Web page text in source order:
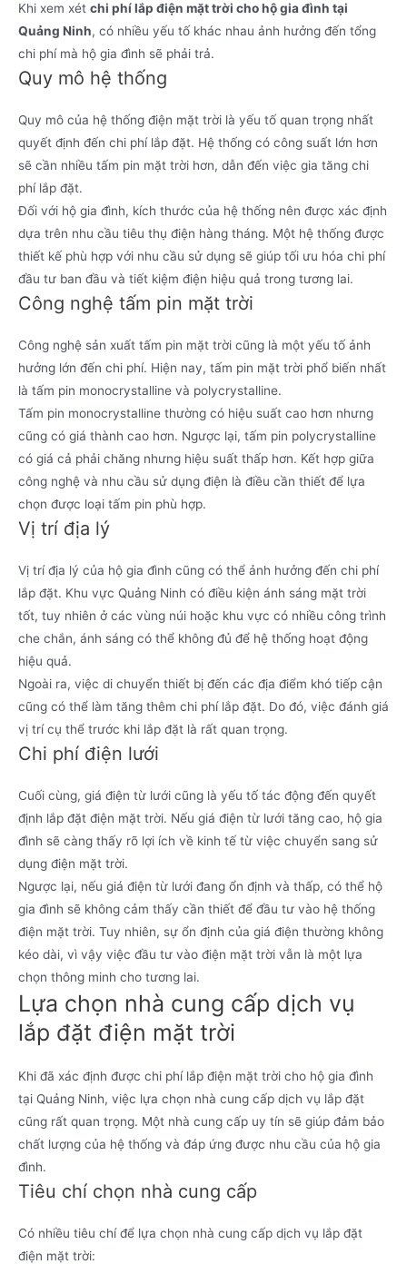
Khi xem xét chi phí lắp điện mặt trời cho hộ gia đình tại
Quảng Ninh, có nhiều yếu tố khác nhau ảnh hưởng đến tổng
chi phí mà hộ gia đình sẽ phải trả.
Quy mô hệ thống
Quy mô của hệ thống điện mặt trời là yếu tố quan trọng nhất
quyết định đến chi phí lắp đặt. Hệ thống có công suất lớn hơn
sẽ cần nhiều tấm pin mặt trời hơn, dẫn đến việc gia tăng chi
phí lắp đặt.
Đối với hộ gia đình, kích thước của hệ thống nên được xác định
dựa trên nhu cầu tiêu thụ điện hàng tháng. Một hệ thống được
thiết kế phù hợp với nhu cầu sử dụng sẽ giúp tối ưu hóa chi phí
đầu tư ban đầu và tiết kiệm điện hiệu quả trong tương lai.
Công nghệ tấm pin mặt trời
Công nghệ sản xuất tấm pin mặt trời cũng là một yếu tố ảnh
hưởng lớn đến chi phí. Hiện nay, tấm pin mặt trời phổ biến nhất
là tấm pin monocrystalline và polycrystalline.
Tấm pin monocrystalline thường có hiệu suất cao hơn nhưng
cũng có giá thành cao hơn. Ngược lại, tấm pin polycrystalline
có giá cả phải chăng nhưng hiệu suất thấp hơn. Kết hợp giữa
công nghệ và nhu cầu sử dụng điện là điều cần thiết để lựa
chọn được loại tấm pin phù hợp.
Vị trí địa lý
Vị trí địa lý của hộ gia đình cũng có thể ảnh hưởng đến chi phí
lắp đặt. Khu vực Quảng Ninh có điều kiện ánh sáng mặt trời
tốt, tuy nhiên ở các vùng núi hoặc khu vực có nhiều công trình
che chắn, ánh sáng có thể không đủ để hệ thống hoạt động
hiệu quả.
Ngoài ra, việc di chuyển thiết bị đến các địa điểm khó tiếp cận
cũng có thể làm tăng thêm chi phí lắp đặt. Do đó, việc đánh giá
vị trí cụ thể trước khi lắp đặt là rất quan trọng.
Chi phí điện lưới
Cuối cùng, giá điện từ lưới cũng là yếu tố tác động đến quyết
định lắp đặt điện mặt trời. Nếu giá điện từ lưới tăng cao, hộ gia
đình sẽ càng thấy rõ lợi ích về kinh tế từ việc chuyển sang sử
dụng điện mặt trời.
Ngược lại, nếu giá điện từ lưới đang ổn định và thấp, có thể hộ
gia đình sẽ không cảm thấy cần thiết để đầu tư vào hệ thống
điện mặt trời. Tuy nhiên, sự ổn định của giá điện thường không
kéo dài, vì vậy việc đầu tư vào điện mặt trời vẫn là một lựa
chọn thông minh cho tương lai.
Lựa chọn nhà cung cấp dịch vụ
lắp đặt điện mặt trời
Khi đã xác định được chi phí lắp điện mặt trời cho hộ gia đình
tại Quảng Ninh, việc lựa chọn nhà cung cấp dịch vụ lắp đặt
cũng rất quan trọng. Một nhà cung cấp uy tín sẽ giúp đảm bảo
chất lượng của hệ thống và đáp ứng được nhu cầu của hộ gia
đình.
Tiêu chí chọn nhà cung cấp
Có nhiều tiêu chí để lựa chọn nhà cung cấp dịch vụ lắp đặt
điện mặt trời: